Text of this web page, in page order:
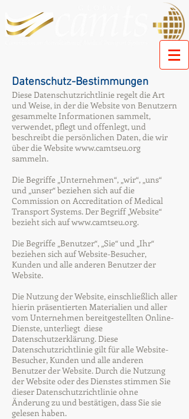
Datenschutz-Bestimmungen
Diese Datenschutzrichtlinie regelt die Art
und Weise, in der die Website von Benutzern
gesammelte Informationen sammelt,
verwendet, pflegt und offenlegt, und
beschreibt die persönlichen Daten, die wir
über die Website www.camtseu.org
sammeln.
Die Begriffe „Unternehmen“, „wir“, „uns“
und „unser“ beziehen sich auf die
Commission on Accreditation of Medical
Transport Systems. Der Begriff „Website“
bezieht sich aufwww.camtseu.org.
Die Begriffe „Benutzer“, „Sie“ und „Ihr“
beziehen sich auf Website-Besucher,
Kunden und alle anderen Benutzer der
Website.
Die Nutzung der Website, einschließlich aller
hierin präsentierten Materialien und aller
vom Unternehmen bereitgestellten Online-
Dienste, unterliegt diese
Datenschutzerklärung. Diese
Datenschutzrichtlinie gilt für alle Website-
Besucher, Kunden und alle anderen
Benutzer der Website. Durch die Nutzung
der Website oder des Dienstes stimmen Sie
dieser Datenschutzrichtlinie ohne
Änderung zu und bestätigen, dass Sie sie
gelesen haben.